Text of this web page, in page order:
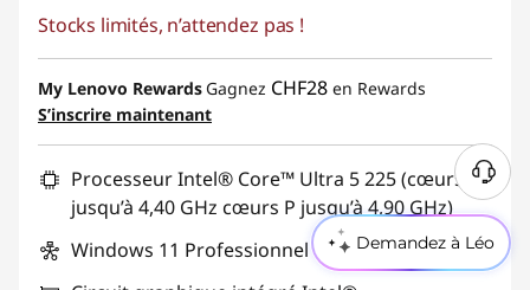
Demandez à Léo
Bons de réduction en ligne :
Code de réduction :SALES
Stocks limités, n’attendez pas !
My Lenovo Rewards Gagnez CHF28 en Rewards
S’inscrire maintenant
Processeur Intel® Core™ Ultra 5 225 (cœurs E
jusqu’à 4,40 GHz cœurs P jusqu’à 4,90 GHz)
Windows 11 Professionnel 64